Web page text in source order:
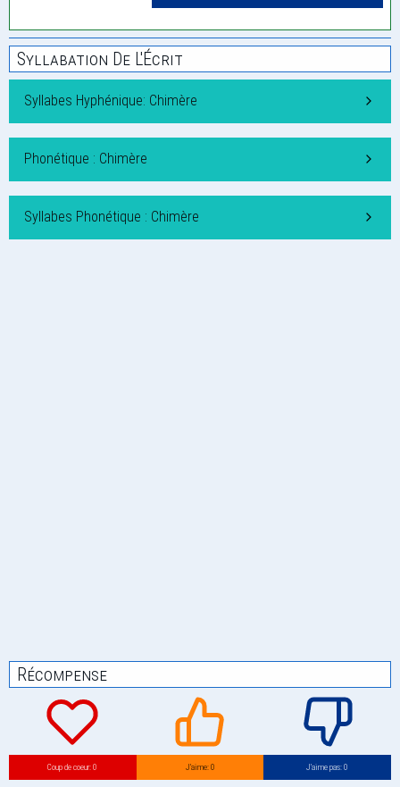
Syllabation De L'Écrit
Syllabes Hyphénique: Chimère
Phonétique : Chimère
Syllabes Phonétique : Chimère
Récompense
Coup de coeur: 0 J’aime: 0 J’aime pas: 0